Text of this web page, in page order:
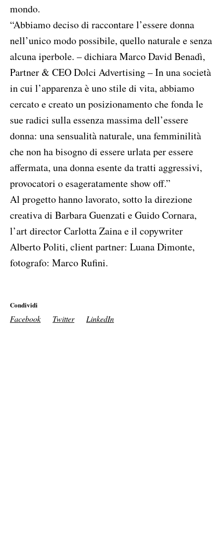
mondo.
“Abbiamo deciso di raccontare l’essere donna
nell’unico modo possibile, quello naturale e senza
alcuna iperbole. – dichiara Marco David Benadì,
Partner & CEO Dolci Advertising – In una società
in cui l’apparenza è uno stile di vita, abbiamo
cercato e creato un posizionamento che fonda le
sue radici sulla essenza massima dell’essere
donna: una sensualità naturale, una femminilità
che non ha bisogno di essere urlata per essere
affermata, una donna esente da tratti aggressivi,
provocatori o esageratamente show off.”
Al progetto hanno lavorato, sotto la direzione
creativa di Barbara Guenzati e Guido Cornara,
l’art director Carlotta Zaina e il copywriter
Alberto Politi, client partner: Luana Dimonte,
fotografo: Marco Rufini.
Condividi
Facebook Twitter LinkedIn